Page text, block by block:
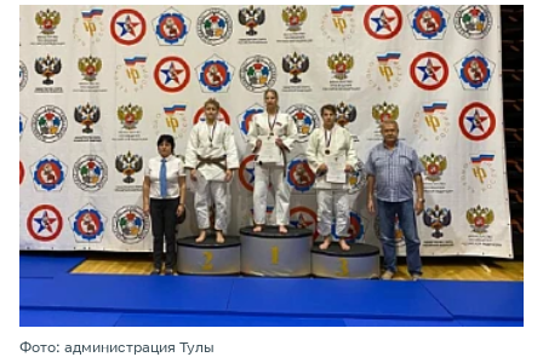
Фото: администрация Тулы